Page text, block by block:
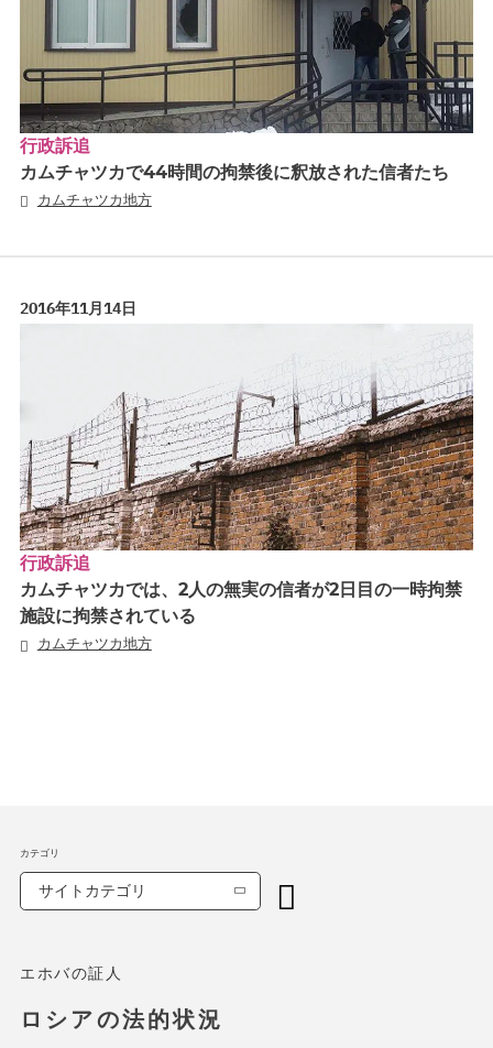
行政訴追
カムチャツカで44時間の拘禁後に釈放された信者たち
カムチャツカ地方
2016年11月14日
行政訴追
カムチャツカでは、2人の無実の信者が2日目の一時拘禁
施設に拘禁されている
カムチャツカ地方
エホバの証人
ロシアの法的状況
カテゴリ
サイトカテゴリ